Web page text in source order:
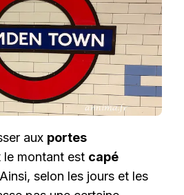
aux portes
le montant est capé
selon les jours et les